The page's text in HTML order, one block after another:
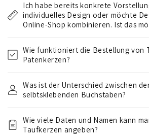
l
p
r
r
I
Ich habe bereits konkrete
individuelles Design oder möchte
Online-Shop kombinieren. Ist das
Wie funktioniert die Bestellung von
Patenkerzen?
Was ist der Unterschied zwischen
selbtsklebenden Buchstaben?
Wie viele Daten und Namen kann
Taufkerzen angeben?